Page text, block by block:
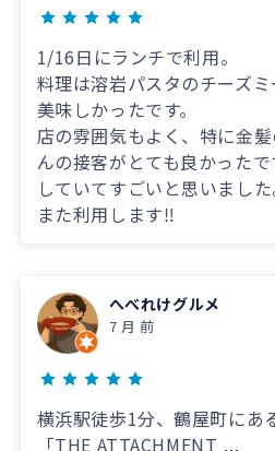
1/16日にランチで利用。
料理は溶岩パスタのチーズミ
美味しかったです。
店の雰囲気もよく、特に金
んの接客がとても良かった
していてすごいと思いました
また利用します‼️
へべれけグルメ
7 月 前
横浜駅徒歩1分、鶴屋町にあ
「THE ATTACHMENT ...